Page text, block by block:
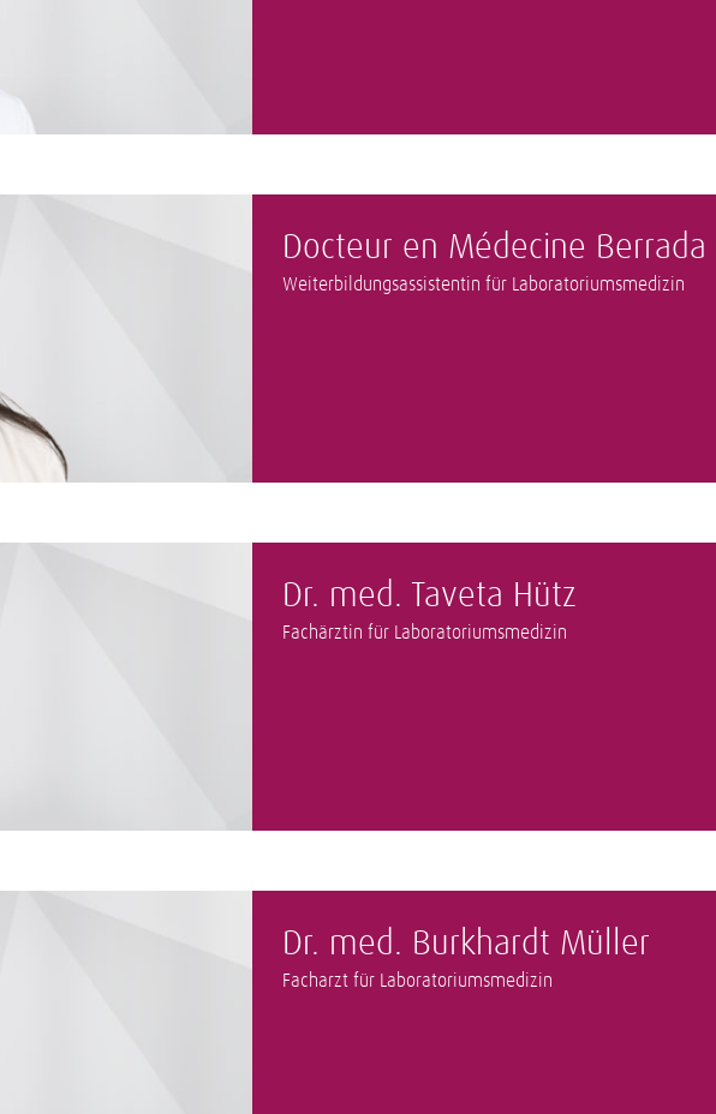
Docteur en Médecine Berrada
Weiterbildungsassistentin für Laboratoriumsmedizin
Dr. med. Taveta Hütz
Fachärztin für Laboratoriumsmedizin
Dr. med. Burkhardt Müller
Facharzt für Laboratoriumsmedizin